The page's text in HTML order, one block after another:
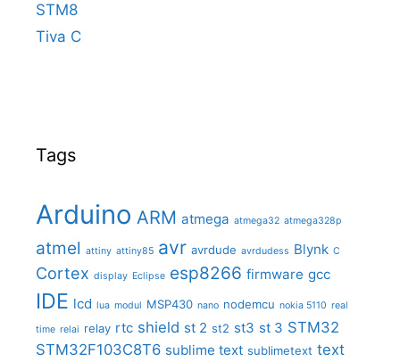
STM8
Tiva C
Tags
Arduino ARM atmega atmega32 atmega328p
atmel attiny attiny85 avr avrdude avrdudess Blynk C
Cortex display Eclipse esp8266 firmware gcc
IDE lcd lua modul MSP430 nano nodemcu nokia 5110 real
time relai relay rtc shield st 2 st2 st3 st 3 STM32
STM32F103C8T6 sublime text sublimetext text